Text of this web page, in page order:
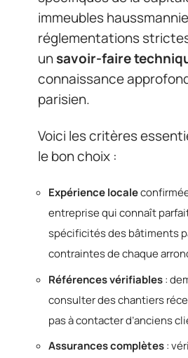
immeubles
réglementations
unsavoir-faire
connaissance
parisien.
Voici les critères
le bon choix :
Expérience locale
entreprise qui connaît
spécificités des bâtiments
contraintes de chaque
Références vérifiables:
consulter des chantiers
pas à contacter d’anciens
Assurances complètes: